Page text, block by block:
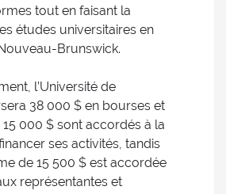
tout en faisant la
études universitaires en
Brunswick.
l’Université de
38 000 $ en bourses et
000 $ sont accordés à la
ses activités, tandis
de 15 500 $ est accordée
représentantes et